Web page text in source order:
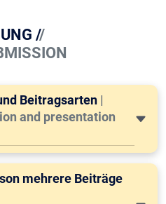
//
Beitragsarten |
and presentation
mehrere Beiträge